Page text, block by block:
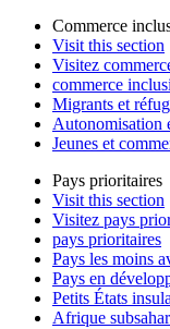
Commerce
Visit this section
Visitez
commerce
Migrants et
Autonomisation
Jeunes et
Pays prioritaires
Visit this section
Visitez pays
pays prioritaires
Pays les moins
Pays en
Petits États
Afrique